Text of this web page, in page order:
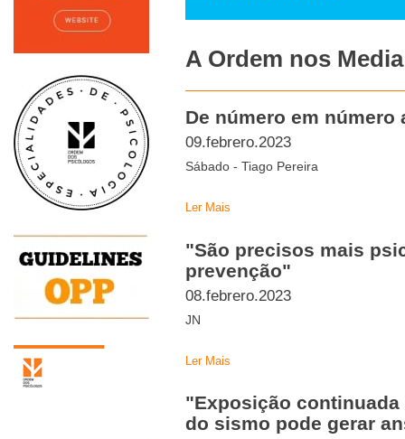
A Ordem nos Media
De número em número
09.febrero.2023
Sábado - Tiago Pereira
Ler Mais
"São precisos mais
prevenção"
08.febrero.2023
JN
Ler Mais
"Exposição
do sismo pode gerar